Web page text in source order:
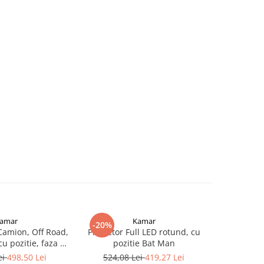
Off Road,
pozitie, faza si
12/24V,
498,50 Lei
-20% Kamar
Proiector Full LED rotund, cu
pozitie Bat Man
524,08 Lei419,27 Lei